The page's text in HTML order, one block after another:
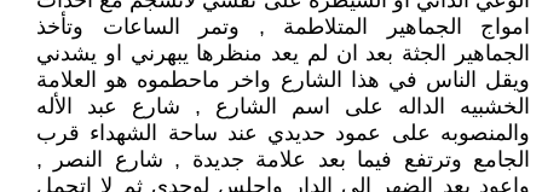
امواج الجماهير المتلاطمة , وتمر الساعات وتأخذ
الجماهير الجثة بعد ان لم يعد منظرها يبهرني او يشدني
ويقل الناس في هذا الشارع واخر ماحطموه هو العلامة
الخشبيه الداله على اسم الشارع , شارع عبد الأله
والمنصوبه على عمود حديدي عند ساحة الشهداء قرب
الجامع وترتفع فيما بعد علامة جديدة , شارع النصر ,
واعود بعد الضهر الى الدار واجلس لوحدي ثم لا اتحمل